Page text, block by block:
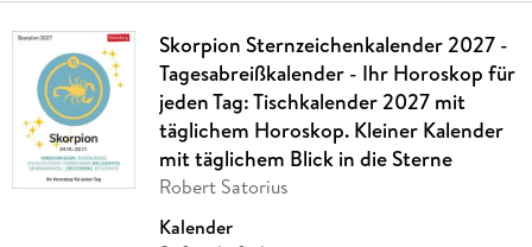
Skorpion Sternzeichenkalender 2027 -
Tagesabreißkalender - Ihr Horoskop für
jeden Tag: Tischkalender 2027 mit
täglichem Horoskop. Kleiner Kalender
mit täglichem Blick in die Sterne
Robert Satorius
Kalender